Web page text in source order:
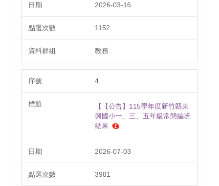
2026-03-16
1152
教務
4
【【公告】115學年度新竹縣東
興國小一、三、五年級常態編班
結果
2026-07-03
3981